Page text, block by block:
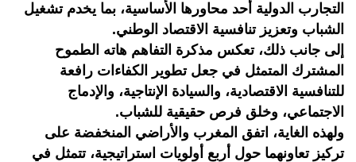
التجارب الدولية أحد محاورها الأساسية، بما يخدم تشغيل
الشباب وتعزيز تنافسية الاقتصاد الوطني.
إلى جانب ذلك، تعكس مذكرة التفاهم هاته الطموح
المشترك المتمثل في جعل تطوير الكفاءات رافعة
للتنافسية الاقتصادية، والسيادة الإنتاجية، والإدماج
الاجتماعي، وخلق فرص حقيقية للشباب.
ولهذه الغاية، اتفق المغرب والأراضي المنخفضة على
تركيز تعاونهما حول أربع أولويات استراتيجية، تتمثل في